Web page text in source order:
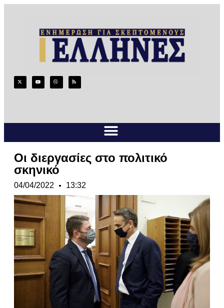
Οι διεργασίες στο πολιτικό
σκηνικό
04/04/2022 13:32